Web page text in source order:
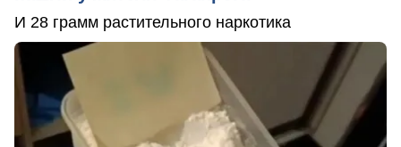
И 28 грамм растительного наркотика